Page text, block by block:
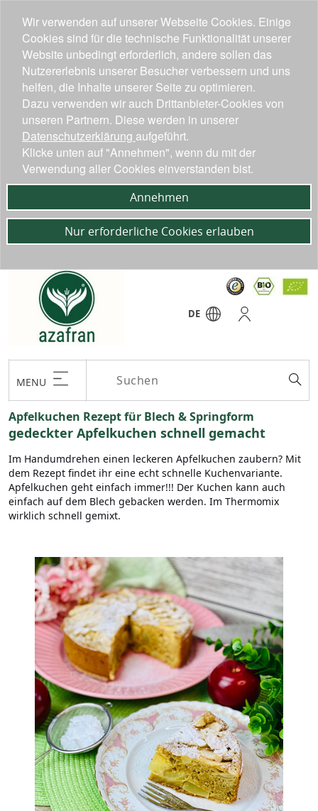
DE
MENU
Apfelkuchen Rezept für Blech & Springform
gedeckter Apfelkuchen schnell gemacht
Im Handumdrehen einen leckeren Apfelkuchen zaubern? Mit
dem Rezept findet ihr eine echt schnelle Kuchenvariante.
Apfelkuchen geht einfach immer!!! Der Kuchen kann auch
einfach auf dem Blech gebacken werden. Im Thermomix
wirklich schnell gemixt.
Wir verwenden auf unserer Webseite Cookies. Einige
Cookies sind für die technische Funktionalität unserer
Website unbedingt erforderlich, andere sollen das
Nutzererlebnis unserer Besucher verbessern und uns
helfen, die Inhalte unserer Seite zu optimieren.
Dazu verwenden wir auch Drittanbieter-Cookies von
unseren Partnern. Diese werden in unserer
Datenschutzerklärung aufgeführt.
Klicke unten auf "Annehmen", wenn du mit der
Verwendung aller Cookies einverstanden bist.
Annehmen
Nur erforderliche Cookies erlauben